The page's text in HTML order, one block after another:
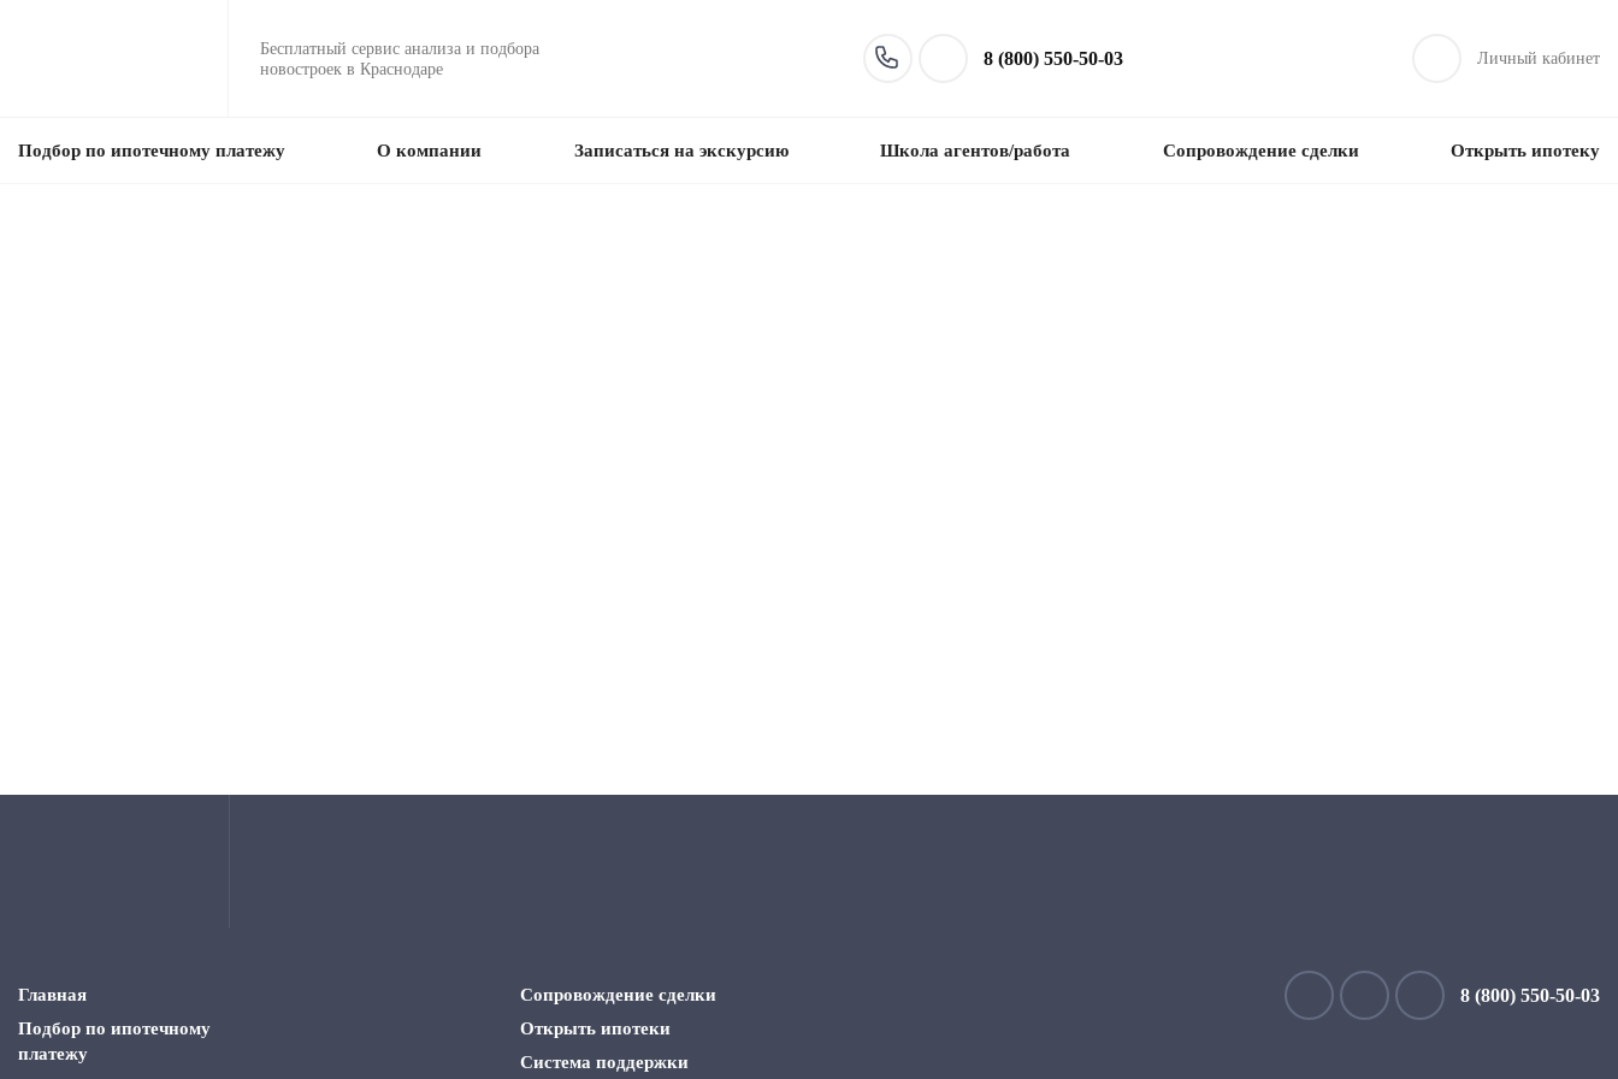
Бесплатный сервис анализа и подбора
новостроек в Краснодаре
8 (800) 550-50-03 Личный кабинет
Подбор по ипотечному платежу О компании Записаться на экскурсию Школа агентов/работа Сопровождение сделки Открыть ипотеку
Главная
Подбор по ипотечному
платежу
Сопровождение сделки
Открыть ипотеки
Система поддержки
8 (800) 550-50-03